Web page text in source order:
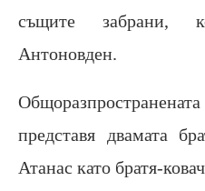
същите забрани,
Антоновден.
представя двамата
Атанас като братя-